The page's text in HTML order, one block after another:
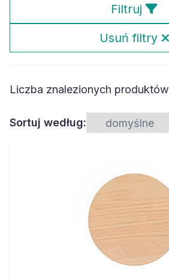
Filtruj
Usuń filtry
Liczba znalezionych produktów
Sortuj według: